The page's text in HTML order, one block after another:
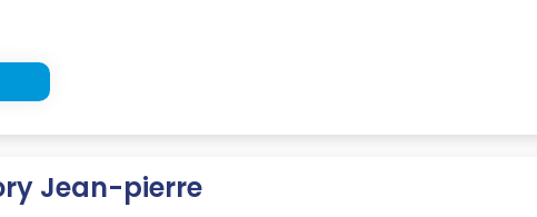
Jean-pierre